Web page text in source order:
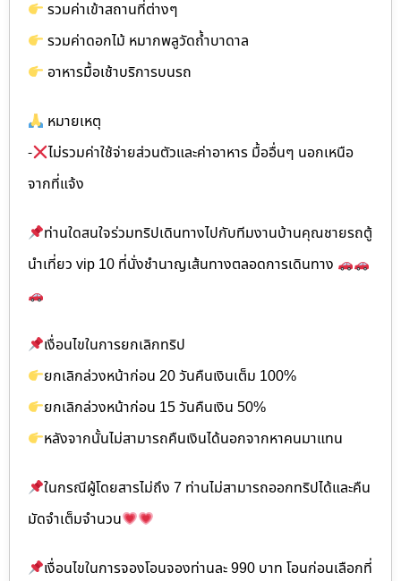
รวมค่าเข้าสถานที่ต่างๆ
รวมค่าดอกไม้ หมากพลูวัดถ้ำบาดาล
อาหารมื้อเช้าบริการบนรถ
หมายเหตุ
-
ไม่รวมค่าใช้จ่ายส่วนตัวและค่าอาหาร มื้ออื่นๆ นอกเหนือ
จากที่แจ้ง
ท่านใดสนใจร่วมทริปเดินทางไปกับทีมงานบ้านคุณชายรถตู้
นำเที่ยว vip 10 ที่นั่งชำนาญเส้นทางตลอดการเดินทาง
เงื่อนไขในการยกเลิกทริป
ยกเลิกล่วงหน้าก่อน 20 วันคืนเงินเต็ม 100%
ยกเลิกล่วงหน้าก่อน 15 วันคืนเงิน 50%
หลังจากนั้นไม่สามารถคืนเงินได้นอกจากหาคนมาแทน
ในกรณีผู้โดยสารไม่ถึง 7 ท่านไม่สามารถออกทริปได้และคืน
มัดจำเต็มจำนวน
เงื่อนไขในการจองโอนจองท่านละ 990 บาท โอนก่อนเลือกที่